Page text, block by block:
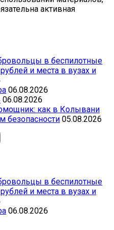
активная
в беспилотные
и места в вузах и
06.08.2026
06.08.2026
как в Колывани
безопасности 05.08.2026
в беспилотные
и места в вузах и
06.08.2026